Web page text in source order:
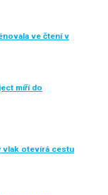
ve čtení v
míří do
vlak otevírá cestu